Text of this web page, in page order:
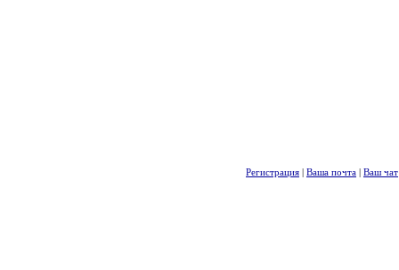
Регистрация | Ваша почта | Ваш чат